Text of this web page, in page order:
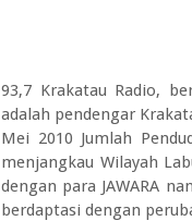
93,7 Krakatau Radio,
adalah pendengar
Mei 2010 Jumlah
menjangkau Wilayah
dengan para JAWARA
berdaptasi dengan